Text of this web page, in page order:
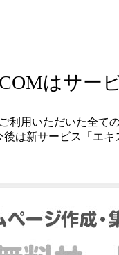
はサー
ご利用いただいた全て
後は新サービス「エ